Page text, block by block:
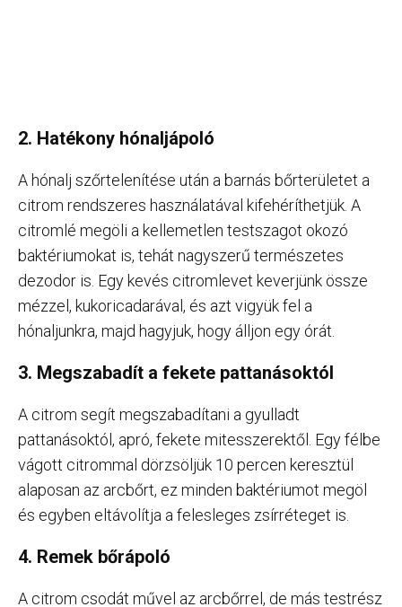
2. Hatékony hónaljápoló
A hónalj szőrtelenítése után a barnás bőrterületet a
citrom rendszeres használatával kifehéríthetjük. A
citromlé megöli a kellemetlen testszagot okozó
baktériumokat is, tehát nagyszerű természetes
dezodor is. Egy kevés citromlevet keverjünk össze
mézzel, kukoricadarával, és azt vigyük fel a
hónaljunkra, majd hagyjuk, hogy álljon egy órát.
3. Megszabadít a fekete pattanásoktól
A citrom segít megszabadítani a gyulladt
pattanásoktól, apró, fekete mitesszerektől. Egy félbe
vágott citrommal dörzsöljük 10 percen keresztül
alaposan az arcbőrt, ez minden baktériumot megöl
és egyben eltávolítja a felesleges zsírréteget is.
4. Remek bőrápoló
A citrom csodát művel az arcbőrrel, de más testrész